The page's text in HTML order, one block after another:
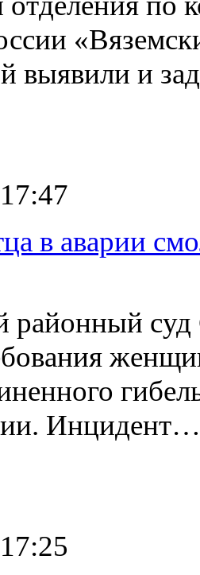
выявили и
в аварии
районный
Инцидент…